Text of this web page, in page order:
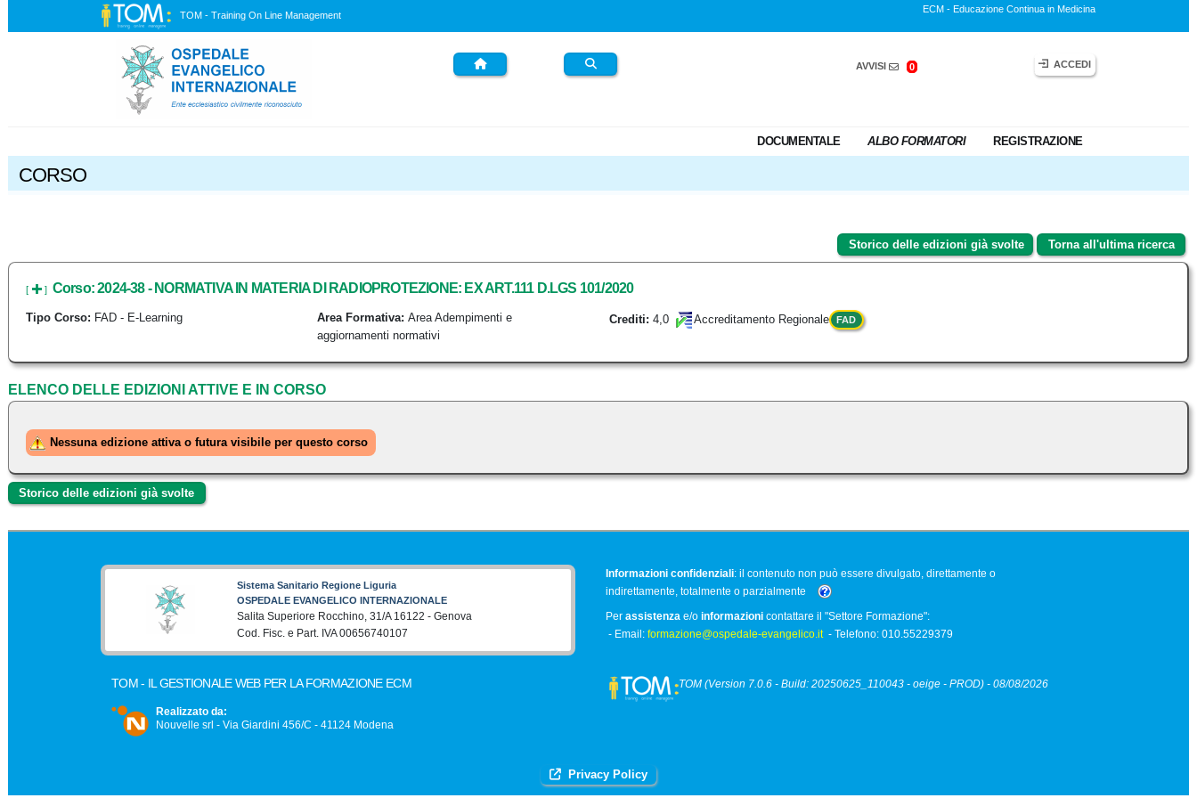
TOM - Training On Line Management
ECM - Educazione Continua in Medicina
AVVISI 0 ACCEDI
DOCUMENTALE ALBO FORMATORI REGISTRAZIONE
CORSO
Storico delle edizioni già svolte Torna all'ultima ricerca
[ ] Corso: 2024-38 - NORMATIVA IN MATERIA DI RADIOPROTEZIONE: EX ART.111 D.LGS 101/2020
Tipo Corso: FAD - E-Learning Area Formativa: Area Adempimenti e
aggiornamenti normativi
Crediti: 4,0 Accreditamento Regionale FAD
ELENCO DELLE EDIZIONI ATTIVE E IN CORSO
Nessuna edizione attiva o futura visibile per questo corso
Storico delle edizioni già svolte
Sistema Sanitario Regione Liguria
OSPEDALE EVANGELICO INTERNAZIONALE
Salita Superiore Rocchino, 31/A 16122 - Genova
Cod. Fisc. e Part. IVA 00656740107
Informazioni confidenziali: il contenuto non può essere divulgato, direttamente o
indirettamente, totalmente o parzialmente
Perassistenza e/oinformazioni contattare il "Settore Formazione":
- Email:formazione@ospedale-evangelico.it- Telefono: 010.55229379
TOM - IL GESTIONALE WEB PER LA FORMAZIONE ECM
Realizzato da:
Nouvelle srl - Via Giardini 456/C - 41124 Modena
TOM (Version 7.0.6 - Build: 20250625_110043 - oeige - PROD) - 08/08/2026
Privacy Policy